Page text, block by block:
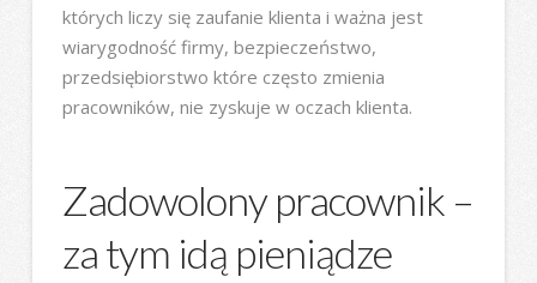
których liczy się zaufanie klienta i ważna jest
wiarygodność firmy, bezpieczeństwo,
przedsiębiorstwo które często zmienia
pracowników, nie zyskuje w oczach klienta.
Zadowolony pracownik –
za tym idą pieniądze